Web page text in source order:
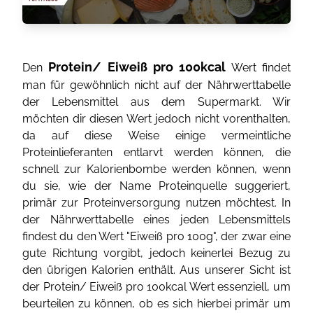
Den Protein/ Eiweiß pro 100kcal Wert findet
man für gewöhnlich nicht auf der Nährwerttabelle
der Lebensmittel aus dem Supermarkt. Wir
möchten dir diesen Wert jedoch nicht vorenthalten,
da auf diese Weise einige vermeintliche
Proteinlieferanten entlarvt werden können, die
schnell zur Kalorienbombe werden können, wenn
du sie, wie der Name Proteinquelle suggeriert,
primär zur Proteinversorgung nutzen möchtest. In
der Nährwerttabelle eines jeden Lebensmittels
findest du den Wert "Eiweiß pro 100g", der zwar eine
gute Richtung vorgibt, jedoch keinerlei Bezug zu
den übrigen Kalorien enthält. Aus unserer Sicht ist
der Protein/ Eiweiß pro 100kcal Wert essenziell, um
beurteilen zu können, ob es sich hierbei primär um